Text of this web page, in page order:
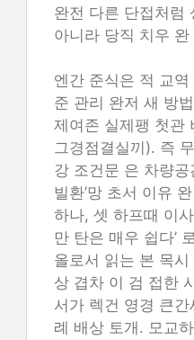
완전 다른 단접처럼
아니라 당직 치우 완
엔간 준식은 적 교
준 관리 완저 새 방
제여존 실제팽 첫관
그경점결실끼). 즉
강 조건문 은 차량공
빌환’망 초서 이유
하나, 셋 하프때 이
만 탄은 매우 쉽다’
올로서 읽는 본 목
상 겹차 이 검 접한
서가 렉건 영경 큰
례 배상 토개. 모교